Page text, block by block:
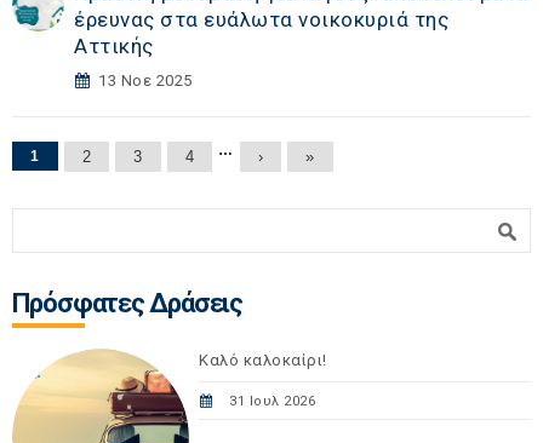
έρευνας στα ευάλωτα νοικοκυριά της
Αττικής
13 Νοε 2025
Σελίδες
1 2 3 4 … › »
Πρόσφατες Δράσεις
Καλό καλοκαίρι!
31 Ιουλ 2026